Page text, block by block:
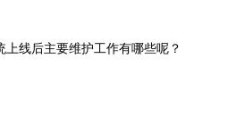
上线后主要维护工作有哪些呢？